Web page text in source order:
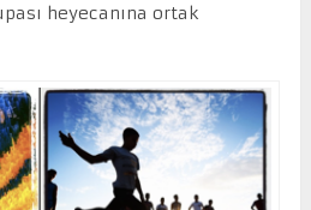
heyecanına ortak